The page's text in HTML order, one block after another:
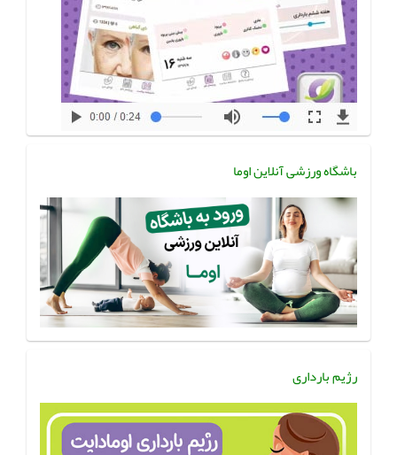
باشگاه ورزشی آنلاین اوما
رژیم بارداری